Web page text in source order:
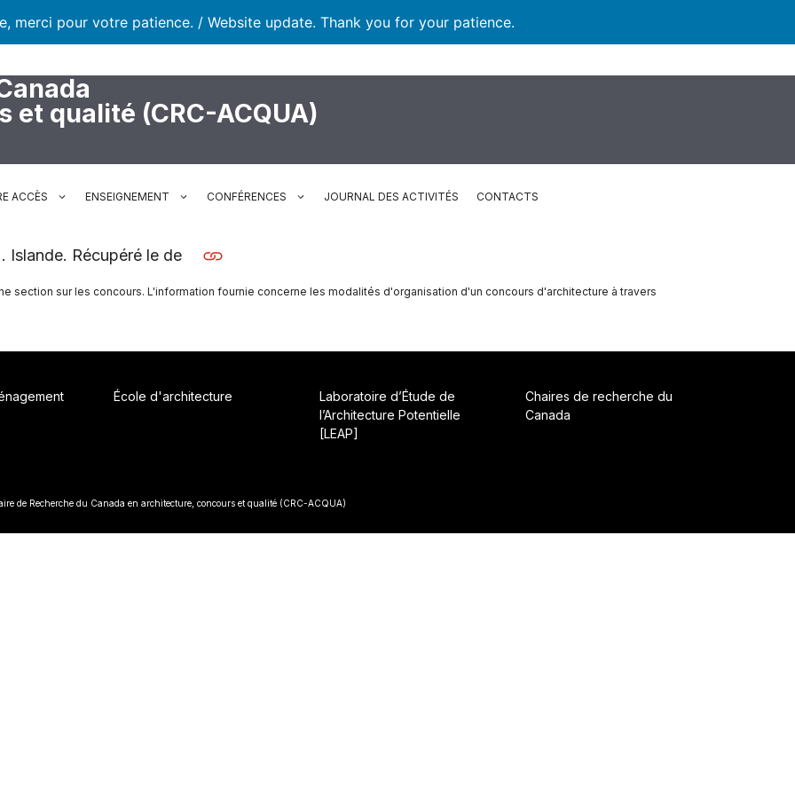
merci pour votre patience. / Website update. Thank you for your patience.
qualité (CRC-ACQUA)
ACCÈS ENSEIGNEMENT CONFÉRENCES JOURNAL DES ACTIVITÉS CONTACTS
Islande. Récupéré le de
section sur les concours. L'information fournie concerne les modalités d'organisation d'un concours d'architecture à travers
École d'architecture
Laboratoire d’Étude de
l’Architecture Potentielle
[LEAP]
Chaires de recherche du
Canada
de Recherche du Canada en architecture, concours et qualité (CRC-ACQUA)